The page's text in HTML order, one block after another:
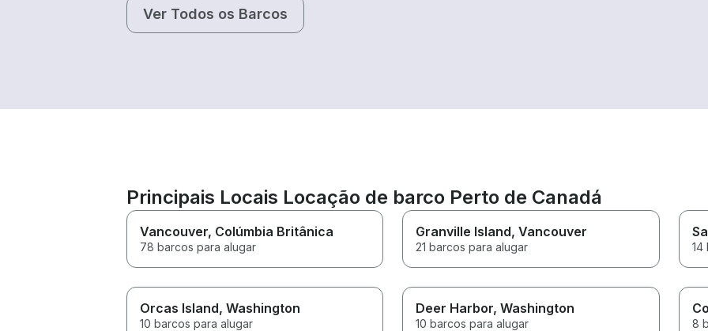
Ver Todos os Barcos
Principais Locais Locação de barco Perto de Canadá
Vancouver, Colúmbia Britânica
78 barcos para alugar
Granville Island, Vancouver
21 barcos para alugar 14
Orcas Island, Washington
10 barcos para alugar
Deer Harbor, Washington
10 barcos para alugar 8